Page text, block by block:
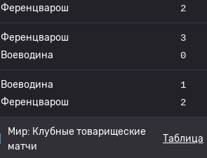
Ференцварош
2
Ференцварош
Воеводина
3
0
Воеводина
Ференцварош
1
2
Мир: Клубные товарищеские
матчи
Таблица